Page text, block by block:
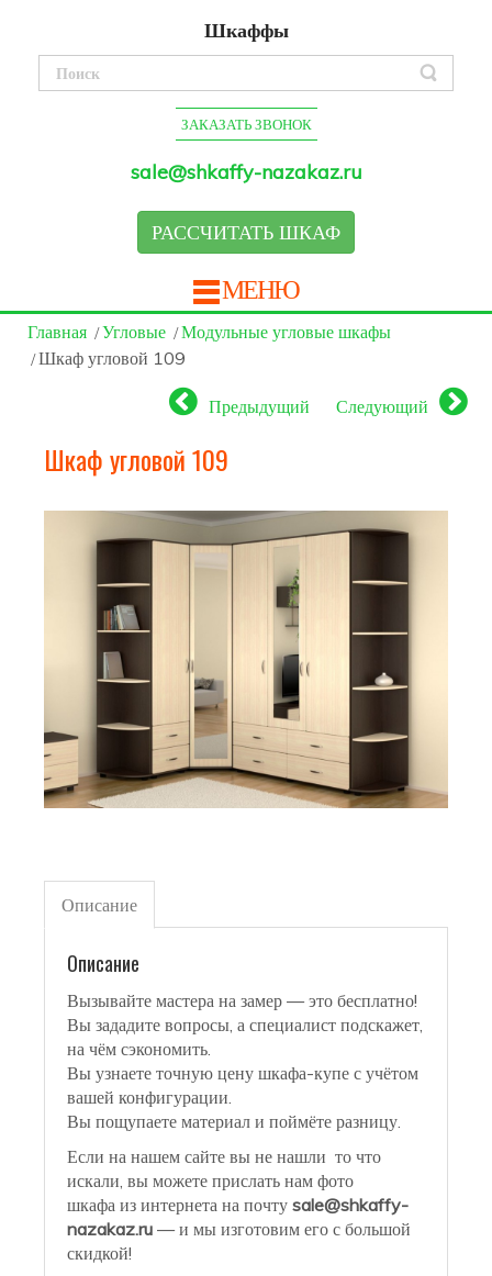
Шкаффы
ЗАКАЗАТЬ ЗВОНОК
sale@shkaffy-nazakaz.ru
РАССЧИТАТЬ ШКАФ
МЕНЮ
Главная Угловые
Модульные угловые шкафы
Шкаф угловой 109
Предыдущий Следующий
Шкаф угловой 109
Описание
Описание
Вызывайте мастера на замер — это бесплатно!
Вы зададите вопросы, а специалист подскажет,
на чём сэкономить.
Вы узнаете точную цену шкафа-купе с учётом
вашей конфигурации.
Вы пощупаете материал и поймёте разницу.
Если на нашем сайте вы не нашли то что
искали, вы можете прислать нам фото
шкафа из интернета на почту sale@shkaffy-
nazakaz.ru — и мы изготовим его с большой
скидкой!